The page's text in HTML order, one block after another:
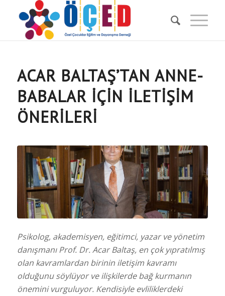
ACAR BALTAŞ’TAN ANNE-
BABALAR IÇIN ILETIŞIM
ÖNERILERI
Psikolog, akademisyen, eğitimci, yazar ve yönetim
danışmanı Prof. Dr. Acar Baltaş, en çok yıpratılmış
olan kavramlardan birinin iletişim kavramı
olduğunu söylüyor ve ilişkilerde bağ kurmanın
önemini vurguluyor. Kendisiyle evliliklerdeki